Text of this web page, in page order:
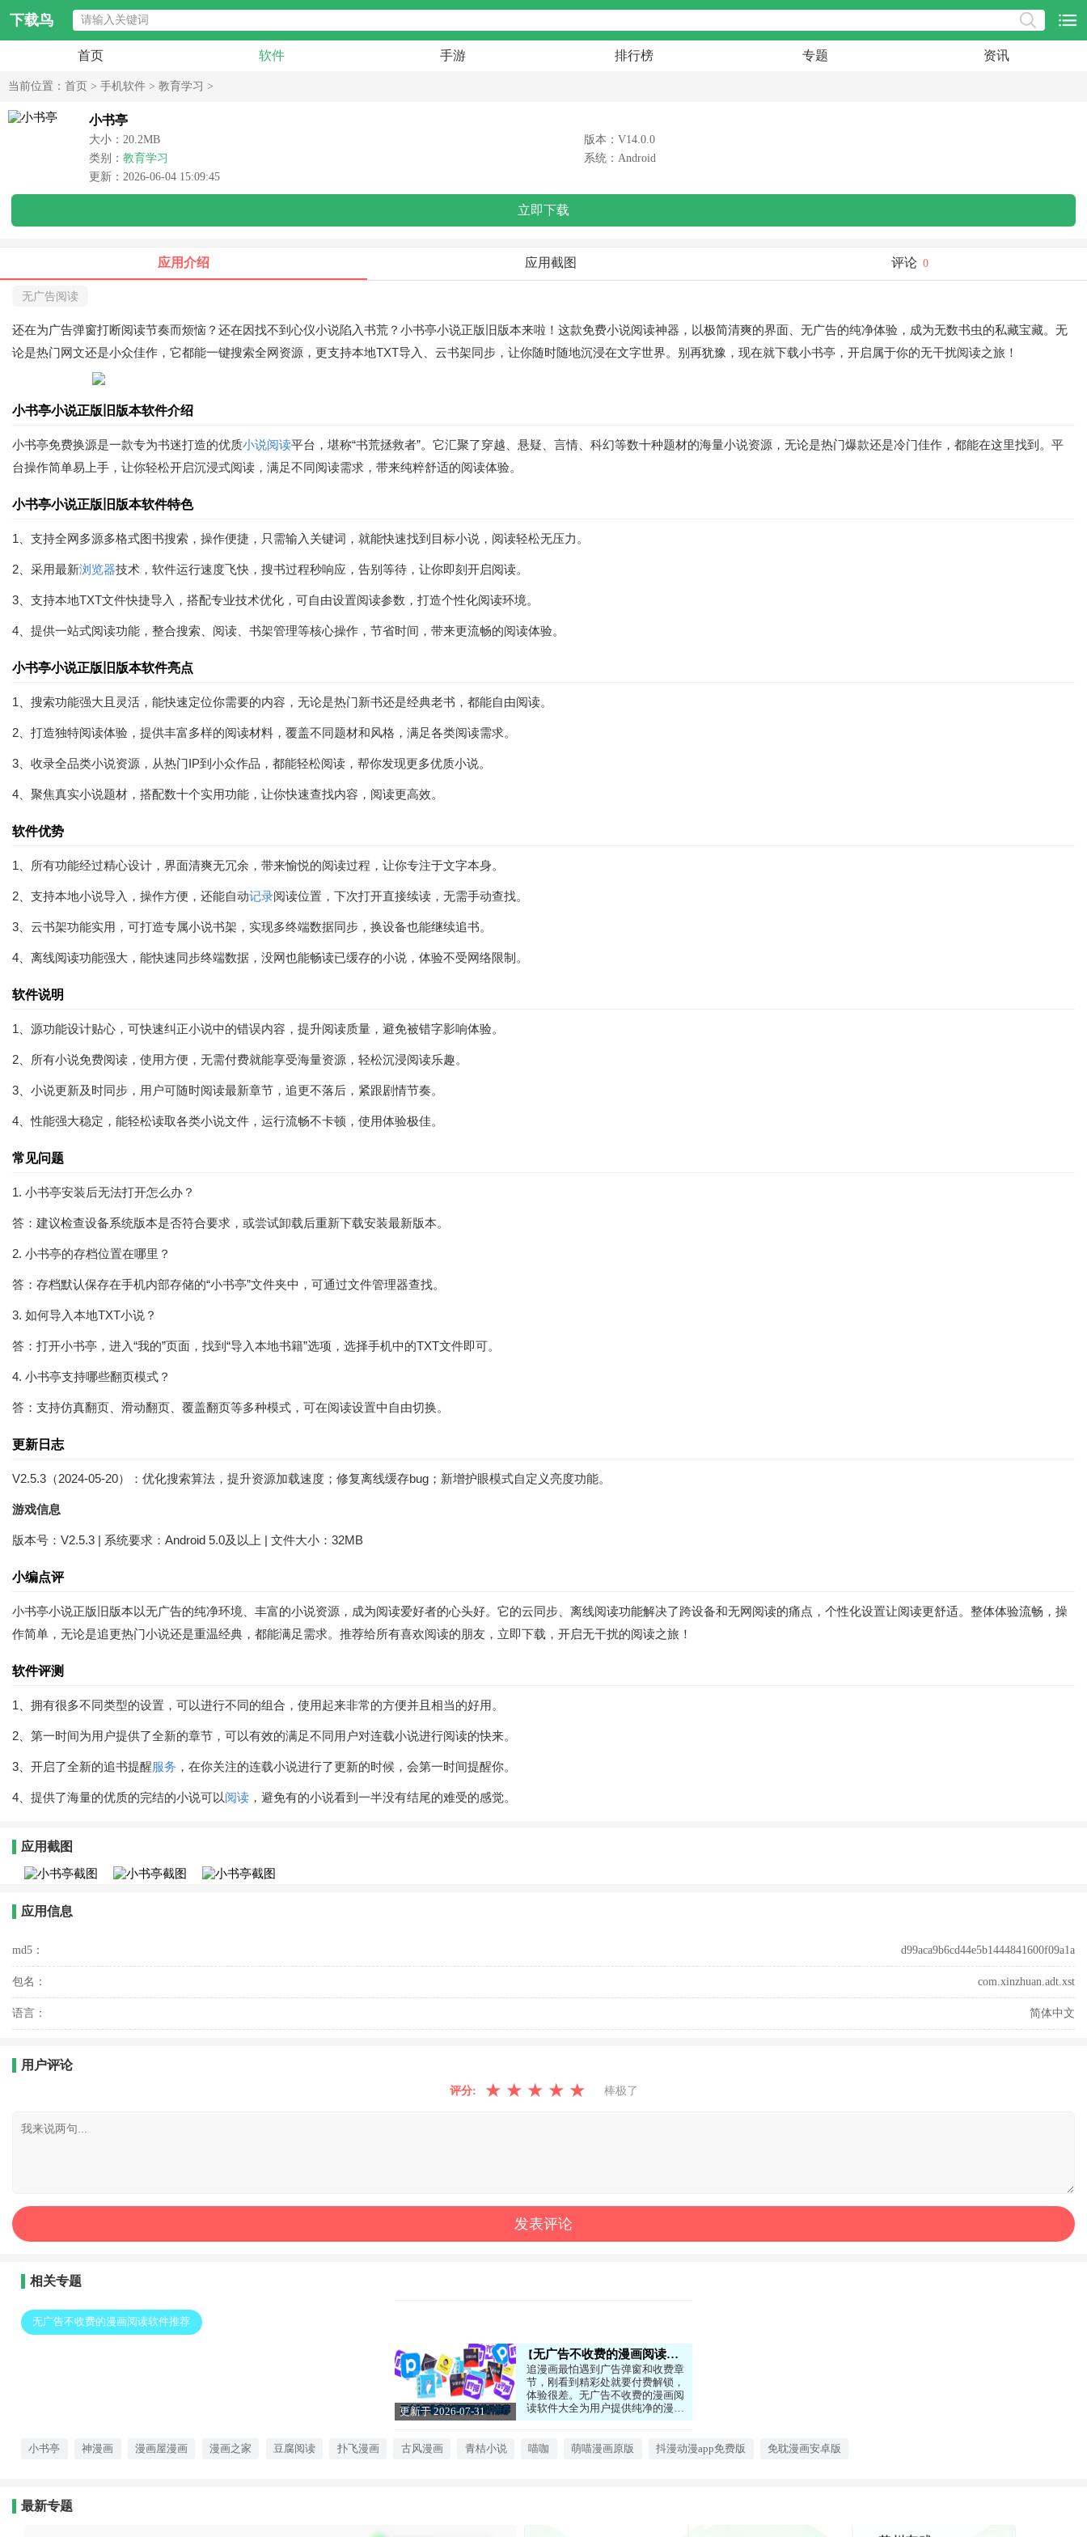
下载鸟
首页 软件 手游 排行榜 专题 资讯
当前位置： 首页 > 手机软件 > 教育学习 >
小书亭
大小：20.2MB
版本：V14.0.0
类别： 教育学习
系统：Android
更新：2026-06-04 15:09:45
立即下载
应用介绍 应用截图 评论 0
无广告阅读
还在为广告弹窗打断阅读节奏而烦恼？还在因找不到心仪小说陷入书荒？小书亭小说正版旧版本来啦！这款免费小说阅读神器，以极简清爽的界面、无广告的纯净体验，成为无数书虫的私藏宝藏。无
论是热门网文还是小众佳作，它都能一键搜索全网资源，更支持本地TXT导入、云书架同步，让你随时随地沉浸在文字世界。别再犹豫，现在就下载小书亭，开启属于你的无干扰阅读之旅！
小书亭小说正版旧版本软件介绍
小书亭免费换源是一款专为书迷打造的优质小说阅读平台，堪称“书荒拯救者”。它汇聚了穿越、悬疑、言情、科幻等数十种题材的海量小说资源，无论是热门爆款还是冷门佳作，都能在这里找到。平
台操作简单易上手，让你轻松开启沉浸式阅读，满足不同阅读需求，带来纯粹舒适的阅读体验。
小书亭小说正版旧版本软件特色
1、支持全网多源多格式图书搜索，操作便捷，只需输入关键词，就能快速找到目标小说，阅读轻松无压力。
2、采用最新浏览器技术，软件运行速度飞快，搜书过程秒响应，告别等待，让你即刻开启阅读。
3、支持本地TXT文件快捷导入，搭配专业技术优化，可自由设置阅读参数，打造个性化阅读环境。
4、提供一站式阅读功能，整合搜索、阅读、书架管理等核心操作，节省时间，带来更流畅的阅读体验。
小书亭小说正版旧版本软件亮点
1、搜索功能强大且灵活，能快速定位你需要的内容，无论是热门新书还是经典老书，都能自由阅读。
2、打造独特阅读体验，提供丰富多样的阅读材料，覆盖不同题材和风格，满足各类阅读需求。
3、收录全品类小说资源，从热门IP到小众作品，都能轻松阅读，帮你发现更多优质小说。
4、聚焦真实小说题材，搭配数十个实用功能，让你快速查找内容，阅读更高效。
软件优势
1、所有功能经过精心设计，界面清爽无冗余，带来愉悦的阅读过程，让你专注于文字本身。
2、支持本地小说导入，操作方便，还能自动记录阅读位置，下次打开直接续读，无需手动查找。
3、云书架功能实用，可打造专属小说书架，实现多终端数据同步，换设备也能继续追书。
4、离线阅读功能强大，能快速同步终端数据，没网也能畅读已缓存的小说，体验不受网络限制。
软件说明
1、源功能设计贴心，可快速纠正小说中的错误内容，提升阅读质量，避免被错字影响体验。
2、所有小说免费阅读，使用方便，无需付费就能享受海量资源，轻松沉浸阅读乐趣。
3、小说更新及时同步，用户可随时阅读最新章节，追更不落后，紧跟剧情节奏。
4、性能强大稳定，能轻松读取各类小说文件，运行流畅不卡顿，使用体验极佳。
常见问题
1. 小书亭安装后无法打开怎么办？
答：建议检查设备系统版本是否符合要求，或尝试卸载后重新下载安装最新版本。
2. 小书亭的存档位置在哪里？
答：存档默认保存在手机内部存储的“小书亭”文件夹中，可通过文件管理器查找。
3. 如何导入本地TXT小说？
答：打开小书亭，进入“我的”页面，找到“导入本地书籍”选项，选择手机中的TXT文件即可。
4. 小书亭支持哪些翻页模式？
答：支持仿真翻页、滑动翻页、覆盖翻页等多种模式，可在阅读设置中自由切换。
更新日志
V2.5.3（2024-05-20）：优化搜索算法，提升资源加载速度；修复离线缓存bug；新增护眼模式自定义亮度功能。
游戏信息
版本号：V2.5.3 | 系统要求：Android 5.0及以上 | 文件大小：32MB
小编点评
小书亭小说正版旧版本以无广告的纯净环境、丰富的小说资源，成为阅读爱好者的心头好。它的云同步、离线阅读功能解决了跨设备和无网阅读的痛点，个性化设置让阅读更舒适。整体体验流畅，操
作简单，无论是追更热门小说还是重温经典，都能满足需求。推荐给所有喜欢阅读的朋友，立即下载，开启无干扰的阅读之旅！
软件评测
1、拥有很多不同类型的设置，可以进行不同的组合，使用起来非常的方便并且相当的好用。
2、第一时间为用户提供了全新的章节，可以有效的满足不同用户对连载小说进行阅读的快来。
3、开启了全新的追书提醒服务 ，在你关注的连载小说进行了更新的时候，会第一时间提醒你。
4、提供了海量的优质的完结的小说可以阅读 ，避免有的小说看到一半没有结尾的难受的感觉。
应用截图
应用信息
md5： d99aca9b6cd44e5b1444841600f09a1a
包名： com.xinzhuan.adt.xst
语言： 简体中文
用户评论
评分: ★ ★ ★ ★ ★ 棒极了
相关专题
无广告不收费的漫画阅读软件推荐
更新于 2026-07-31
无广告不收费的漫画阅读软件推荐
追漫画最怕遇到广告弹窗和收费章
节，刚看到精彩处就要付费解锁，
体验很差。无广告不收费的漫画阅
读软件大全为用户提供纯净的漫画
阅读环境。这些软件收录了大量热
漫等分类，更新速度快，同步连载
小书亭 神漫画 漫画屋漫画 漫画之家 豆腐阅读 扑飞漫画 古风漫画 青桔小说 喵咖 萌喵漫画原版 抖漫动漫app免费版 免耽漫画安卓版
最新专题